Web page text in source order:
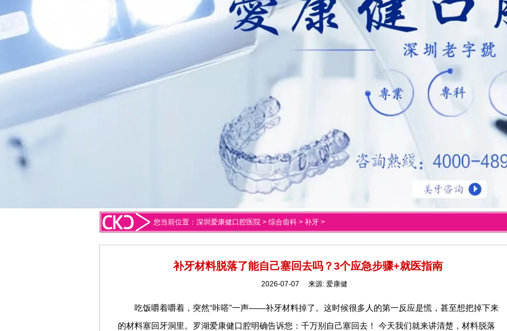
您当前位置： 深圳爱康健口腔医院 > 综合齿科 > 补牙 >
补牙材料脱落了能自己塞回去吗？3个应急步骤+就医指南
2026-07-07 来源: 爱康健
吃饭嚼着嚼着，突然“咔嗒”一声——补牙材料掉了。这时候很多人的第一反应是慌，甚至想把掉下来
的材料塞回牙洞里。罗湖爱康健口腔明确告诉您：千万别自己塞回去！ 今天我们就来讲清楚，材料脱落